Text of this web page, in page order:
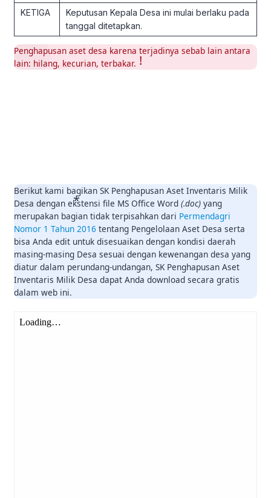
KETIGA
Keputusan Kepala Desa ini mulai berlaku pada
tanggal ditetapkan.
Penghapusan aset desa karena terjadinya sebab lain antara
lain: hilang, kecurian, terbakar.
Berikut kami bagikan SK Penghapusan Aset Inventaris Milik
Desa dengan ekstensi file MS Office Word (.doc) yang
merupakan bagian tidak terpisahkan dari Permendagri
Nomor 1 Tahun 2016 tentang Pengelolaan Aset Desa serta
bisa Anda edit untuk disesuaikan dengan kondisi daerah
masing-masing Desa sesuai dengan kewenangan desa yang
diatur dalam perundang-undangan, SK Penghapusan Aset
Inventaris Milik Desa dapat Anda download secara gratis
dalam web ini.